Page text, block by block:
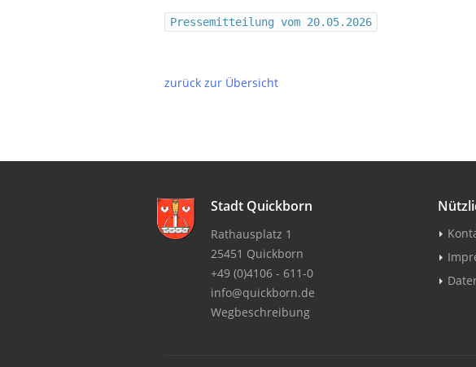
Pressemitteilung vom 20.05.2026
zurück zur Übersicht
Stadt Quickborn
Rathausplatz 1
25451 Quickborn
+49 (0)4106 - 611-0
info@quickborn.de
Wegbeschreibung